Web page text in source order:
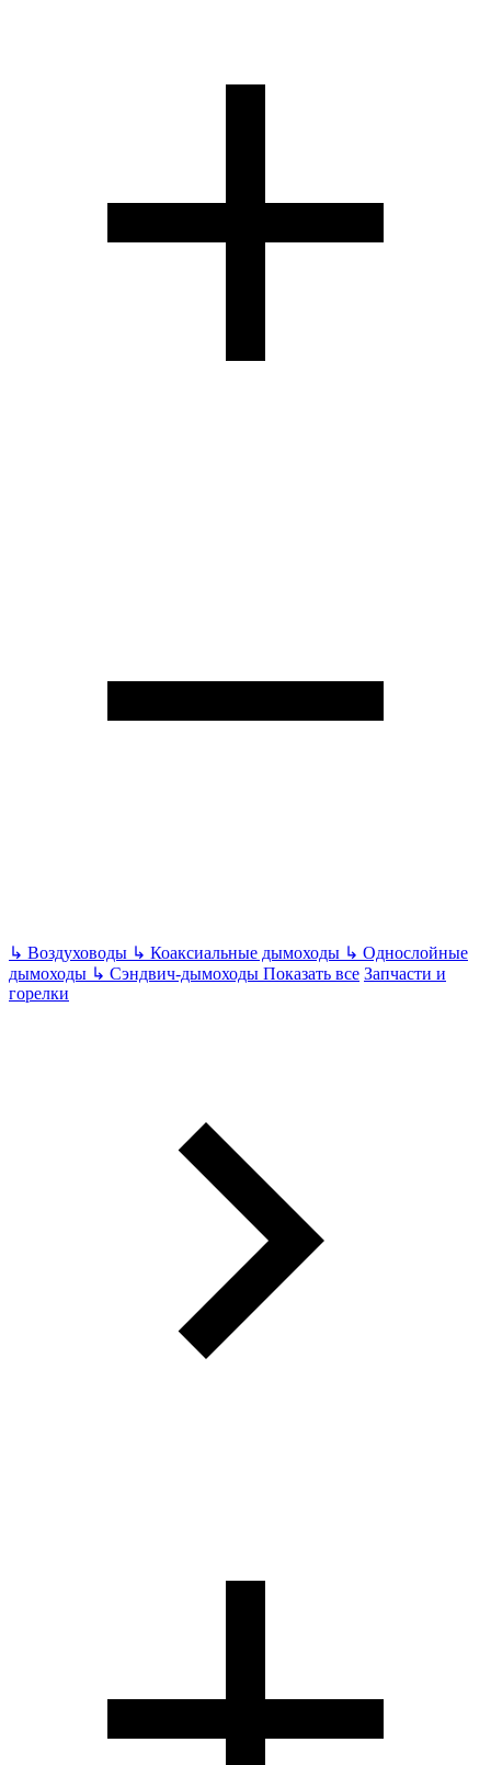
↳ Воздуховоды ↳ Коаксиальные дымоходы ↳ Однослойные
дымоходы ↳ Сэндвич-дымоходы Показать все Запчасти и
горелки